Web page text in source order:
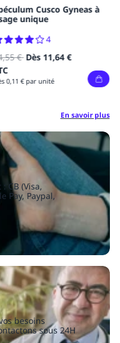
Cusco Gyneas à
unique
4
€ Dès 11,64 €
0,11 € par unité
En savoir plus
CB (Visa,
Pay, Paypal,
besoins
sous 24H